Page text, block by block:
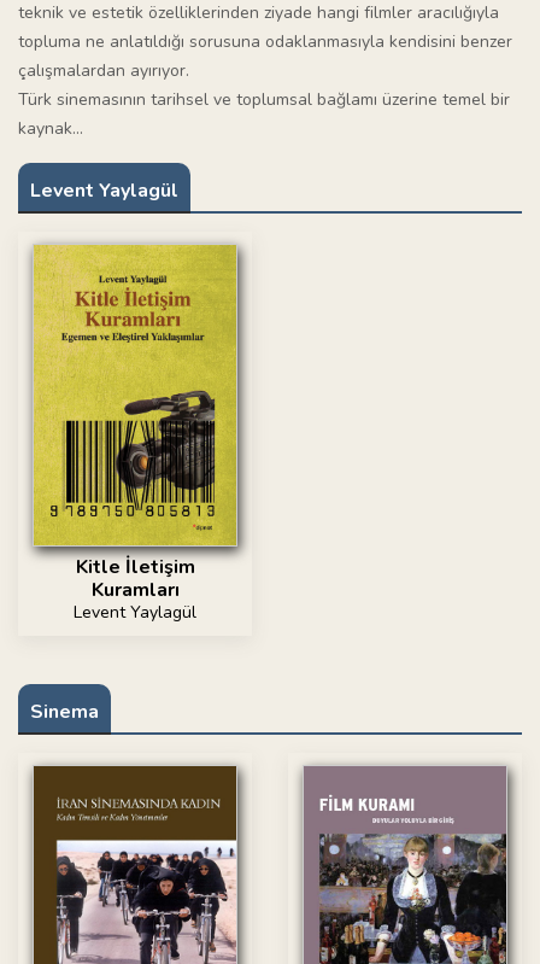
teknik ve estetik özelliklerinden ziyade hangi filmler aracılığıyla
topluma ne anlatıldığı sorusuna odaklanmasıyla kendisini benzer
çalışmalardan ayırıyor.
Türk sinemasının tarihsel ve toplumsal bağlamı üzerine temel bir
kaynak...
Levent Yaylagül
Kitle İletişim
Kuramları
Levent Yaylagül
Sinema